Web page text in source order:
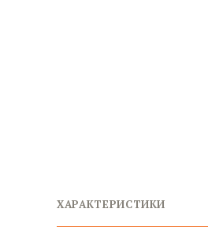
ХАРАКТЕРИСТИКИ